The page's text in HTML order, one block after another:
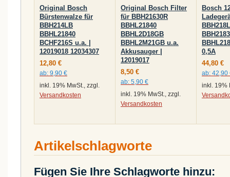
Original Bosch
Bürstenwalze für
BBH214LB
BBHL21840
BCHF216S u.a. |
12019018 12034307
12,80 €
ab: 9,90 €
inkl. 19% MwSt., zzgl.
Versandkosten
Original Bosch Filter
für BBH21630R
BBHL21840
BBHL2D18GB
BBHL2M21GB u.a.
Akkusauger |
12019017
8,50 €
ab: 5,90 €
inkl. 19% MwSt., zzgl.
Versandkosten
Bosch
0,5A
44,80 €
ab: 42,90
inkl. 19%
Artikelschlagworte
Fügen Sie Ihre Schlagworte hinzu: